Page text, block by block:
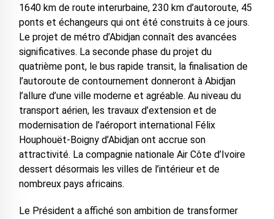
1640 km de route interurbaine, 230 km d’autoroute, 45
ponts et échangeurs qui ont été construits à ce jours.
Le projet de métro d’Abidjan connaît des avancées
significatives. La seconde phase du projet du
quatrième pont, le bus rapide transit, la finalisation de
l’autoroute de contournement donneront à Abidjan
l’allure d’une ville moderne et agréable. Au niveau du
transport aérien, les travaux d’extension et de
modernisation de l’aéroport international Félix
Houphouët-Boigny d’Abidjan ont accrue son
attractivité. La compagnie nationale Air Côte d’Ivoire
dessert désormais les villes de l’intérieur et de
nombreux pays africains.
Le Président a affiché son ambition de transformer